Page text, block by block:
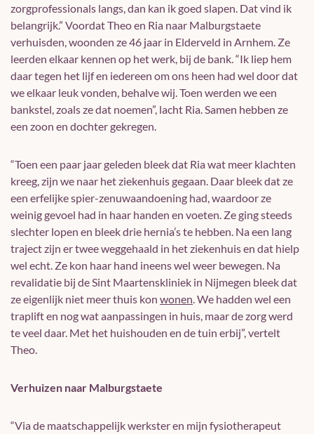
zorgprofessionals langs, dan kan ik goed slapen. Dat vind ik
belangrijk.” Voordat Theo en Ria naar Malburgstaete
verhuisden, woonden ze 46 jaar in Elderveld in Arnhem. Ze
leerden elkaar kennen op het werk, bij de bank. “Ik liep hem
daar tegen het lijf en iedereen om ons heen had wel door dat
we elkaar leuk vonden, behalve wij. Toen werden we een
bankstel, zoals ze dat noemen”, lacht Ria. Samen hebben ze
een zoon en dochter gekregen.
“Toen een paar jaar geleden bleek dat Ria wat meer klachten
kreeg, zijn we naar het ziekenhuis gegaan. Daar bleek dat ze
een erfelijke spier-zenuwaandoening had, waardoor ze
weinig gevoel had in haar handen en voeten. Ze ging steeds
slechter lopen en bleek drie hernia’s te hebben. Na een lang
traject zijn er twee weggehaald in het ziekenhuis en dat hielp
wel echt. Ze kon haar hand ineens wel weer bewegen. Na
revalidatie bij de Sint Maartenskliniek in Nijmegen bleek dat
ze eigenlijk niet meer thuis kon wonen . We hadden wel een
traplift en nog wat aanpassingen in huis, maar de zorg werd
te veel daar. Met het huishouden en de tuin erbij”, vertelt
Theo.
Verhuizen naar Malburgstaete
“Via de maatschappelijk werkster en mijn fysiotherapeut